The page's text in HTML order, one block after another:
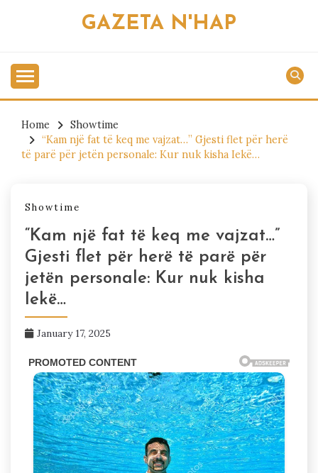
GAZETA N'HAP
Home
Showtime
“Kam një fat të keq me vajzat…” Gjesti flet për herë
të parë për jetën personale: Kur nuk kisha Iekë…
Showtime
“Kam një fat të keq me vajzat…”
Gjesti flet për herë të parë për
jetën personale: Kur nuk kisha
Iekë…
January 17, 2025